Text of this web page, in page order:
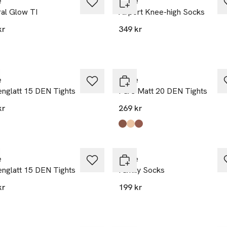
Glow TI
Airport Knee-high Socks
349 kr
15 DEN Tights
finns i färgerna:
Falke
Pure Matt 20 DEN Tights
269 kr
Produkten finns i färgerna:
Black,
Powder
Brenda
15 DEN Tights
finns i färgerna:
Falke
Family Socks
199 kr